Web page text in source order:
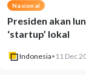
Nasional
Presiden akan
‘startup’ lokal
Indonesia• 11 Dec